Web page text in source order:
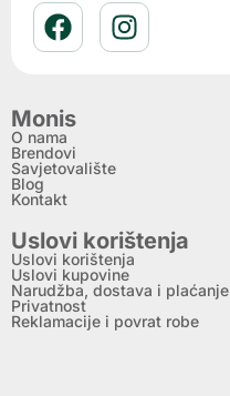
Monis
O nama
Brendovi
Savjetovalište
Blog
Kontakt
Uslovi korištenja
Uslovi korištenja
Uslovi kupovine
Narudžba, dostava i plaćanje
Privatnost
Reklamacije i povrat robe